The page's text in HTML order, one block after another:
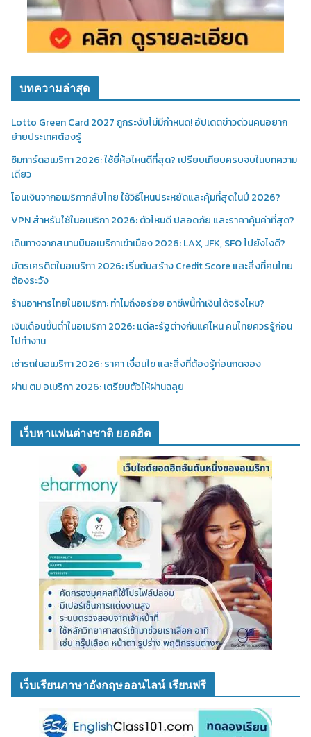
บทความล่าสุด
Lotto Green Card 2027 ถูกระงับไม่มีกำหนด! อัปเดตข่าวด่วนคนอยาก
ย้ายประเทศต้องรู้
ซิมการ์ดอเมริกา 2026: ใช้ยี่ห้อไหนดีที่สุด? เปรียบเทียบครบจบในบทความ
เดียว
โอนเงินจากอเมริกากลับไทย ใช้วิธีไหนประหยัดและคุ้มที่สุดในปี 2026?
VPN สำหรับใช้ในอเมริกา 2026: ตัวไหนดี ปลอดภัย และราคาคุ้มค่าที่สุด?
เดินทางจากสนามบินอเมริกาเข้าเมือง 2026: LAX, JFK, SFO ไปยังไงดี?
บัตรเครดิตในอเมริกา 2026: เริ่มต้นสร้าง Credit Score และสิ่งที่คนไทย
ต้องระวัง
ร้านอาหารไทยในอเมริกา: ทำไมถึงอร่อย อาชีพนี้ทำเงินได้จริงไหม?
เงินเดือนขั้นต่ำในอเมริกา 2026: แต่ละรัฐต่างกันแค่ไหน คนไทยควรรู้ก่อน
ไปทำงาน
เช่ารถในอเมริกา 2026: ราคา เงื่อนไข และสิ่งที่ต้องรู้ก่อนกดจอง
ผ่าน ตม อเมริกา 2026: เตรียมตัวให้ผ่านฉลุย
เว็บหาแฟนต่างชาติ ยอดฮิต
เว็บเรียนภาษาอังกฤษออนไลน์ เรียนฟรี